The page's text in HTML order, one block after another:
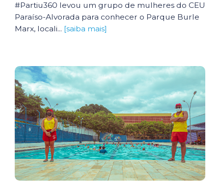
#Partiu360 levou um grupo de mulheres do CEU
Paraíso-Alvorada para conhecer o Parque Burle
Marx, locali... [saiba mais]